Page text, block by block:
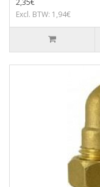
2,35€
Excl. BTW: 1,94€